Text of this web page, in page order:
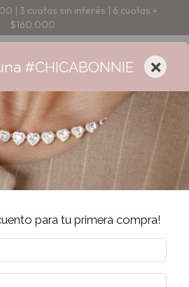
| 3 cuotas sin interés | 6 cuotas +
$160.000
#CHICABONNIE ×
para tu primera compra!